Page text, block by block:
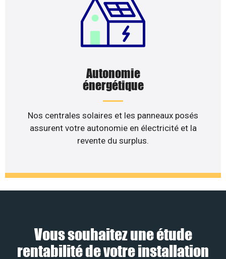
Autonomie
énergétique
Nos centrales solaires et les panneaux posés
assurent votre autonomie en électricité et la
revente du surplus.
Vous souhaitez une étude
rentabilité de votre installation